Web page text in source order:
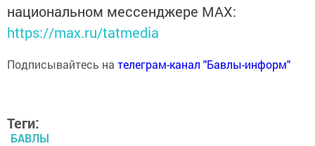
национальном мессенджере MАХ:
https://max.ru/tatmedia
Подписывайтесь на телеграм-канал "Бавлы-информ"
Теги:
БАВЛЫ